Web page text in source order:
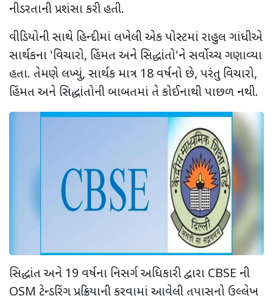
નીડરતાની પ્રશંસા કરી હતી.
વીડિયોની સાથે હિન્દીમાં લખેલી એક પોસ્ટમાં રાહુલ ગાંધીએ
સાર્થકના 'વિચારો, હિંમત અને સિદ્ધાંતો'ને સર્વોચ્ચ ગણાવ્યા
હતા. તેમણે લખ્યું, સાર્થક માત્ર 18 વર્ષનો છે, પરંતુ વિચારો,
હિંમત અને સિદ્ધાંતોની બાબતમાં તે કોઈનાથી પાછળ નથી.
સિદ્ધાંત અને 19 વર્ષના નિસર્ગ અધિકારી દ્વારા CBSE ની
OSM ટેન્ડરિંગ પ્રક્રિયાની કરવામાં આવેલી તપાસનો ઉલ્લેખ